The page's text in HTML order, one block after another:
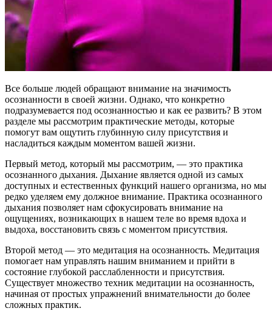
Все больше людей обращают внимание на значимость
осознанности в своей жизни. Однако, что конкретно
подразумевается под осознанностью и как ее развить? В этом
разделе мы рассмотрим практические методы, которые
помогут вам ощутить глубинную силу присутствия и
насладиться каждым моментом вашей жизни.
Первый метод, который мы рассмотрим, — это практика
осознанного дыхания. Дыхание является одной из самых
доступных и естественных функций нашего организма, но мы
редко уделяем ему должное внимание. Практика осознанного
дыхания позволяет нам сфокусировать внимание на
ощущениях, возникающих в нашем теле во время вдоха и
выдоха, восстановить связь с моментом присутствия.
Второй метод — это медитация на осознанность. Медитация
помогает нам управлять нашим вниманием и прийти в
состояние глубокой расслабленности и присутствия.
Существует множество техник медитации на осознанность,
начиная от простых упражнений внимательности до более
сложных практик.